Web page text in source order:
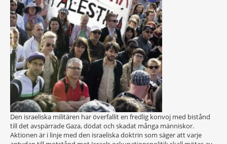
Den israeliska militären har överfallit en fredlig konvoj med bistånd
till det avspärrade Gaza, dödat och skadat många människor.
Aktionen är i linje med den israeliska doktrin som säger att varje